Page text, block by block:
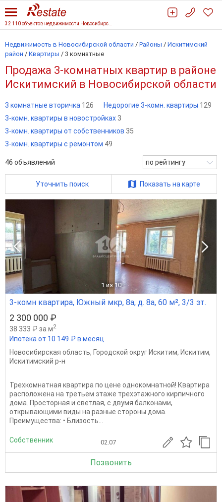
Недвижимость в Новосибирской области / Районы / Искитимский
район / Квартиры / 3 комнатные
Продажа 3-комнатных квартир в районе
Искитимский в Новосибирской области
3 комнатные вторичка 126 Недорогие 3-комн. квартиры 129
3-комн. квартиры в новостройках 3
3-комн. квартиры от собственников 35
3-комн. квартиры с ремонтом 49
46 объявлений по рейтингу
Уточнить поиск Показать на карте
1 из 10
3-комн квартира, Южный мкр, 8а, д. 8а, 60 м², 3/3 эт.
2 300 000 ₽
38 333 ₽ за м2
Ипотека от 10 149 ₽ в месяц
Новосибирская область, Городской округ Искитим, Искитим,
Искитимский р-н
Трехкомнатная квартира по цене однокомнатной! Квартира
расположена на третьем этаже трехэтажного кирпичного
дома. Просторная и светлая, с двумя балконами,
открывающими виды на разные стороны дома.
Преимущества: • Близость...
Собственник 02.07
Позвонить